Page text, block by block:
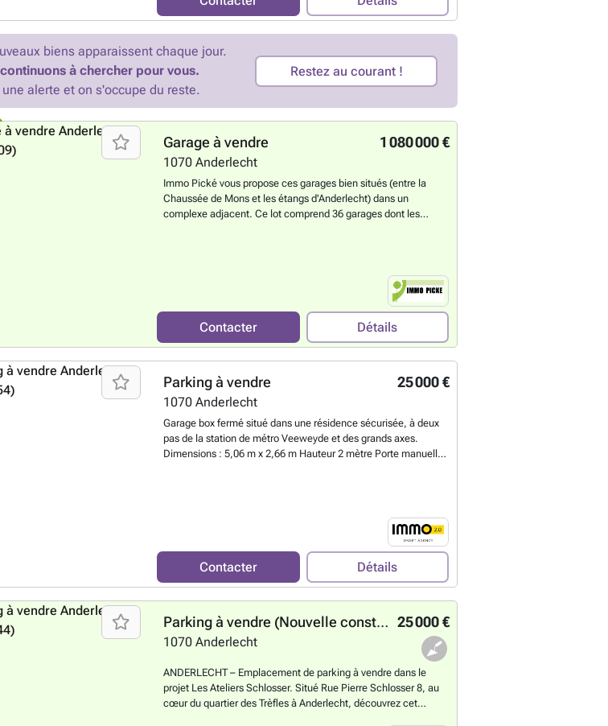
biens apparaissent chaque jour.
à chercher pour vous.
une alerte et on s'occupe du reste.
Restez au courant !
1 080 000 €
Garage à vendre
1070 Anderlecht
Immo Pické vous propose ces garages bien situés (entre la
Chaussée de Mons et les étangs d'Anderlecht) dans un
complexe adjacent. Ce lot comprend 36 garages dont les
3.169,00 Pour plus d'informations, veuillez contacter le
Contacter Détails
25 000 €
Parking à vendre
1070 Anderlecht
Garage box fermé situé dans une résidence sécurisée, à deux
pas de la station de métro Veeweyde et des grands axes.
Dimensions : 5,06 m x 2,66 m Hauteur 2 mètre Porte manuelle
investissement ou usage personnel. Plus d’infos ou visite ?
Contacter Détails
25 000 €
Parking à vendre (Nouvelle construction)
1070 Anderlecht
ANDERLECHT – Emplacement de parking à vendre dans le
projet Les Ateliers Schlosser. Situé Rue Pierre Schlosser 8, au
cœur du quartier des Trèfles à Anderlecht, découvrez cet